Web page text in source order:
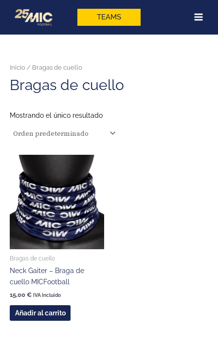
TEAMS
Inicio / Bragas de cuello
Bragas de cuello
Mostrando el único resultado
Bragas de cuello
Neck Gaiter – Braga de
cuello MICFootball
15,00 € IVA Incluido
Añadir al carrito